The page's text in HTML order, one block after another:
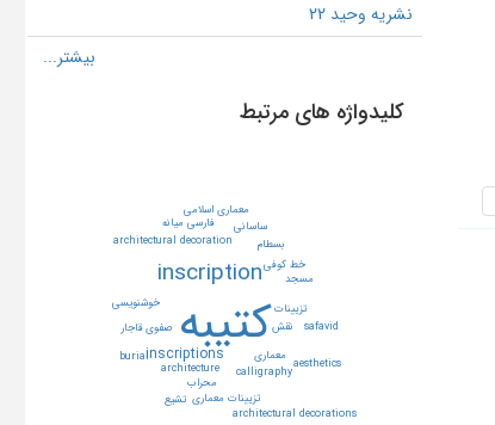
نشریه وحید 22
کلیدواژه های مرتبط
كتيبه
inscription
inscriptions
معماري
architecture
calligraphy
تزيينات
صفوي
محراب
تزيينات معماري
خط كوفي
architectural decoration
خوشنويسي
مسجد
نقش safavid
بسطام
تشيع
ساساني فارسي ميانه
قاجار
معماري اسلامي
aesthetics
architectural decorations
burial